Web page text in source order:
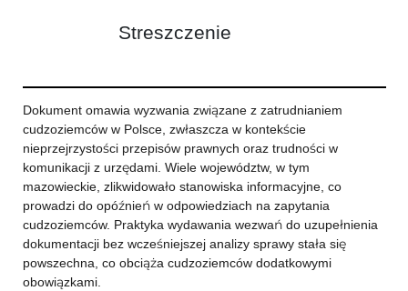
Streszczenie
Dokument omawia wyzwania związane z zatrudnianiem
cudzoziemców w Polsce, zwłaszcza w kontekście
nieprzejrzystości przepisów prawnych oraz trudności w
komunikacji z urzędami. Wiele województw, w tym
mazowieckie, zlikwidowało stanowiska informacyjne, co
prowadzi do opóźnień w odpowiedziach na zapytania
cudzoziemców. Praktyka wydawania wezwań do uzupełnienia
dokumentacji bez wcześniejszej analizy sprawy stała się
powszechna, co obciąża cudzoziemców dodatkowymi
obowiązkami.